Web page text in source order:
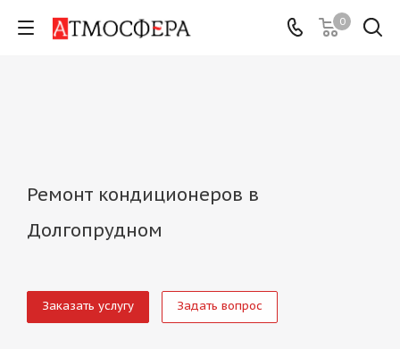
0
Ремонт кондиционеров в
Долгопрудном
Заказать услугу Задать вопрос